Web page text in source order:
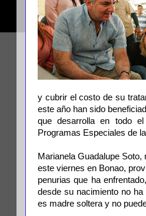
y cubrir el costo de su
este año han sido
que desarrolla en todo
Programas Especiales de
Marianela Guadalupe
este viernes en Bonao,
penurias que ha
desde su nacimiento no
es madre soltera y no